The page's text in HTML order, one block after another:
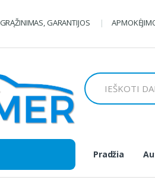
GARANTIJOS
Ieškoti:
Pradžia